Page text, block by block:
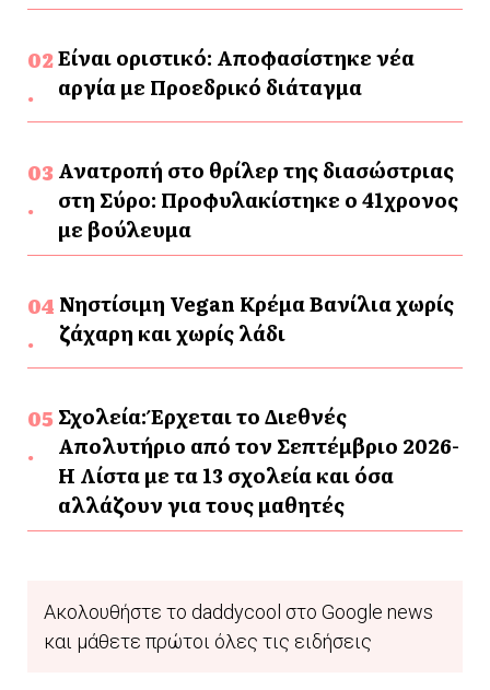
Είναι οριστικό: Αποφασίστηκε νέα
αργία με Προεδρικό διάταγμα
Ανατροπή στο θρίλερ της διασώστριας
στη Σύρο: Προφυλακίστηκε ο 41χρονος
με βούλευμα
Νηστίσιμη Vegan Κρέμα Βανίλια χωρίς
ζάχαρη και χωρίς λάδι
Σχολεία: Έρχεται το Διεθνές
Απολυτήριο από τον Σεπτέμβριο 2026-
Η Λίστα με τα 13 σχολεία και όσα
αλλάζουν για τους μαθητές
Ακολουθήστε το daddycool στο Google news
και μάθετε πρώτοι όλες τις ειδήσεις